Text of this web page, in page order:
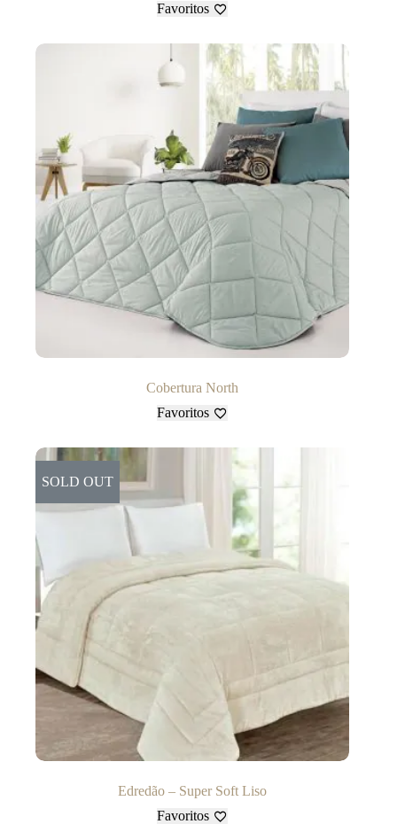
Favoritos
Cobertura North
Favoritos
SOLD OUT
Edredão – Super Soft Liso
Favoritos